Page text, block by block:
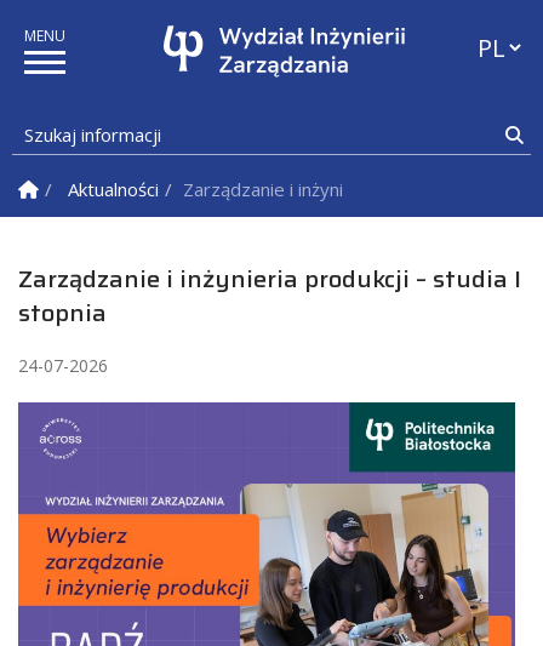
Szukaj informacji
Strona Główna
Aktualności Zarządzanie i inżynieria produkcji – studia I
Zarządzanie i inżynieria produkcji – studia I
stopnia
24-07-2026